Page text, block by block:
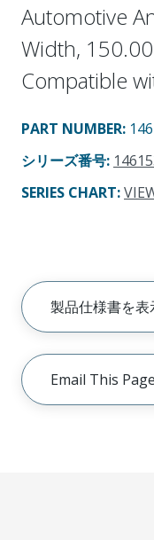
Automotive
Width,
Compatible
PART NUMBER:
シリーズ番号:
SERIES CHART:
製品仕様書を表
Email This Page